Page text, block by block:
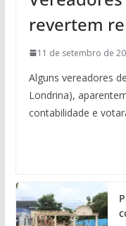
revertem
11 de setembro de
Alguns vereadores
Londrina),
contabilidade e